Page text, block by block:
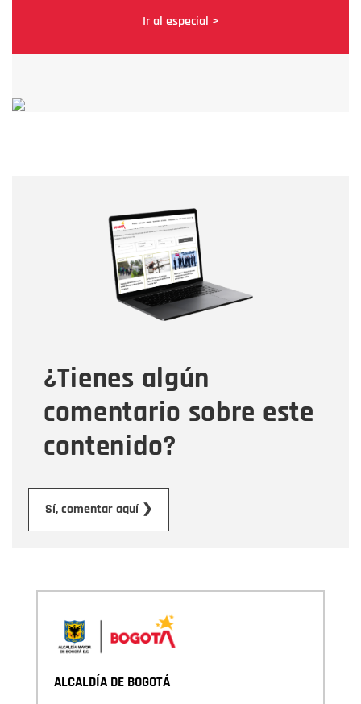
Ir al especial >
¿Tienes algún
comentario sobre este
contenido?
Sí, comentar aquí ❯
Correo electrónico
Tipo de comentario
Mensaje
ALCALDÍA DE BOGOTÁ